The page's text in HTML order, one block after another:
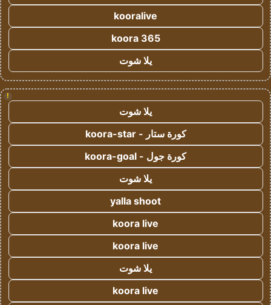
kooralive
koora 365
يلا شوت
!
يلا شوت
كورة ستار - koora-star
كورة جول - koora-goal
يلا شوت
yalla shoot
koora live
koora live
يلا شوت
koora live